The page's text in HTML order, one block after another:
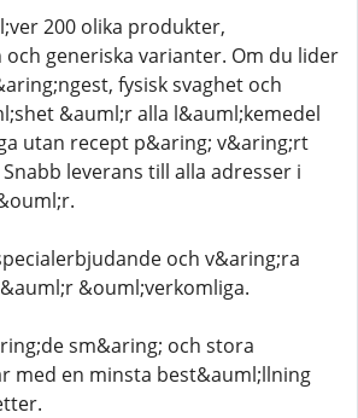
200 olika produkter,
generiska varianter. Om du lider
fysisk svaghet och
&auml;r alla l&auml;kemedel
utan recept p&aring; v&aring;rt
leverans till alla adresser i
och v&aring;ra
&ouml;verkomliga.
sm&aring; och stora
med en minsta best&auml;llning